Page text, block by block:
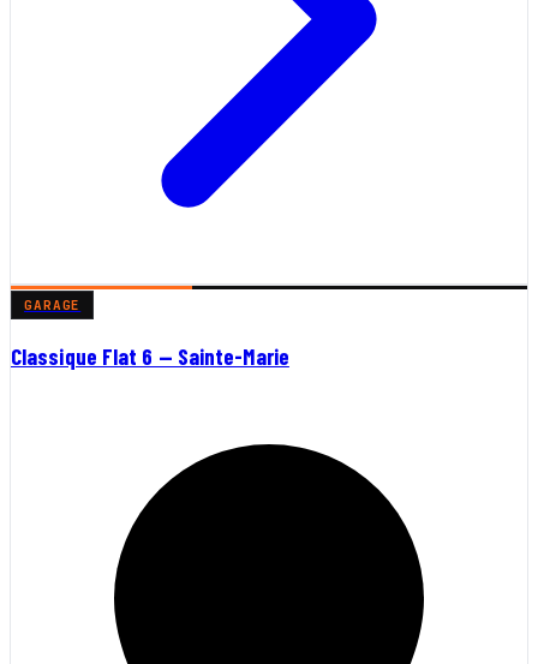
GARAGE
Classique Flat 6 — Sainte-Marie